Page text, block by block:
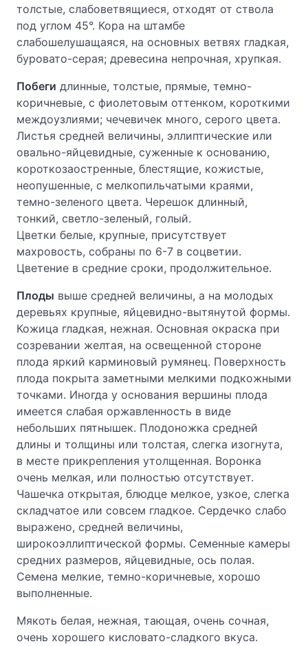
толстые, слабоветвящиеся, отходят от ствола
под углом 45°. Кора на штамбе
слабошелушащаяся, на основных ветвях гладкая,
буровато-серая; древесина непрочная, хрупкая.
Побеги длинные, толстые, прямые, темно-
коричневые, с фиолетовым оттенком, короткими
междоузлиями; чечевичек много, серого цвета.
Листья средней величины, эллиптические или
овально-яйцевидные, суженные к основанию,
короткозаостренные, блестящие, кожистые,
неопушенные, с мелкопильчатыми краями,
темно-зеленого цвета. Черешок длинный,
тонкий, светло-зеленый, голый.
Цветки белые, крупные, присутствует
махровость, собраны по 6-7 в соцветии.
Цветение в средние сроки, продолжительное.
Плоды выше средней величины, а на молодых
деревьях крупные, яйцевидно-вытянутой формы.
Кожица гладкая, нежная. Основная окраска при
созревании желтая, на освещенной стороне
плода яркий карминовый румянец. Поверхность
плода покрыта заметными мелкими подкожными
точками. Иногда у основания вершины плода
имеется слабая оржавленность в виде
небольших пятнышек. Плодоножка средней
длины и толщины или толстая, слегка изогнута,
в месте прикрепления утолщенная. Воронка
очень мелкая, или полностью отсутствует.
Чашечка открытая, блюдце мелкое, узкое, слегка
складчатое или совсем гладкое. Сердечко слабо
выражено, средней величины,
широкоэллиптической формы. Семенные камеры
средних размеров, яйцевидные, ось полая.
Семена мелкие, темно-коричневые, хорошо
выполненные.
Мякоть белая, нежная, тающая, очень сочная,
очень хорошего кисловато-сладкого вкуса.